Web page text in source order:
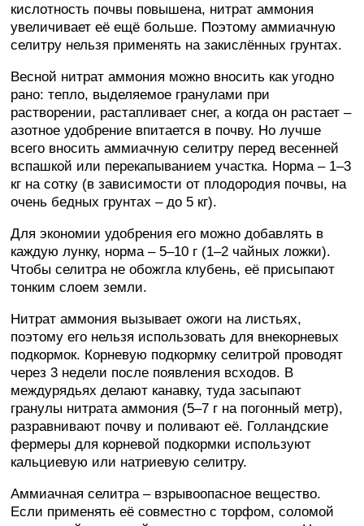
кислотность почвы повышена, нитрат аммония
увеличивает её ещё больше. Поэтому аммиачную
селитру нельзя применять на закислённых грунтах.
Весной нитрат аммония можно вносить как угодно
рано: тепло, выделяемое гранулами при
растворении, растапливает снег, а когда он растает –
азотное удобрение впитается в почву. Но лучше
всего вносить аммиачную селитру перед весенней
вспашкой или перекапыванием участка. Норма – 1–3
кг на сотку (в зависимости от плодородия почвы, на
очень бедных грунтах – до 5 кг).
Для экономии удобрения его можно добавлять в
каждую лунку, норма – 5–10 г (1–2 чайных ложки).
Чтобы селитра не обожгла клубень, её присыпают
тонким слоем земли.
Нитрат аммония вызывает ожоги на листьях,
поэтому его нельзя использовать для внекорневых
подкормок. Корневую подкормку селитрой проводят
через 3 недели после появления всходов. В
междурядьях делают канавку, туда засыпают
гранулы нитрата аммония (5–7 г на погонный метр),
разравнивают почву и поливают её. Голландские
фермеры для корневой подкормки используют
кальциевую или натриевую селитру.
Аммиачная селитра – взрывоопасное вещество.
Если применять её совместно с торфом, соломой